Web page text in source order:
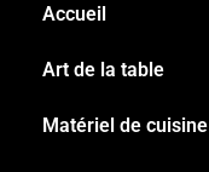
Accueil
Art de la table
Matériel de cuisine